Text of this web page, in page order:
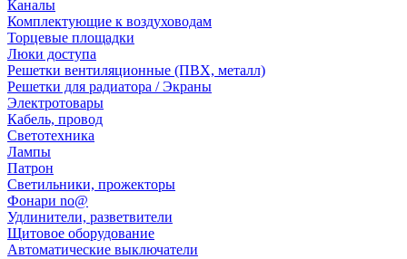
Каналы
Комплектующие к воздуховодам
Торцевые площадки
Люки доступа
Решетки вентиляционные (ПВХ, металл)
Решетки для радиатора / Экраны
Электротовары
Кабель, провод
Светотехника
Лампы
Патрон
Светильники, прожекторы
Фонари no@
Удлинители, разветвители
Щитовое оборудование
Автоматические выключатели